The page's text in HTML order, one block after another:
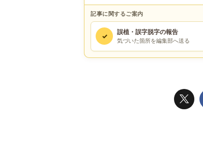
記事に関するご案内
✓ 誤植・誤字脱字の報告
気づいた箇所を編集部へ送る